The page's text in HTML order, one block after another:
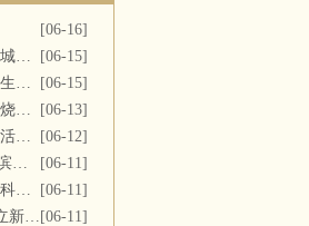
[06-16]
节能国祯：提前终止吴桥县城区污水处理厂PPP项目合同
[06-15]
中建环能与中国能建葛洲坝生态环保公司开展座谈交流
[06-15]
绿色动力中标天台县垃圾焚烧及飞灰填埋场运维服务
[06-13]
光大装备中标长春市城市生活垃圾处理中心渗滤液系统更新改造项目
[06-12]
3.01亿元！台州水务拟出售滨海水务全部股权
[06-11]
浙江省环保集团携手宝武环科签署战略合作协议
[06-11]
注册资本4.8亿 中国水务成立新公司 [06-11]